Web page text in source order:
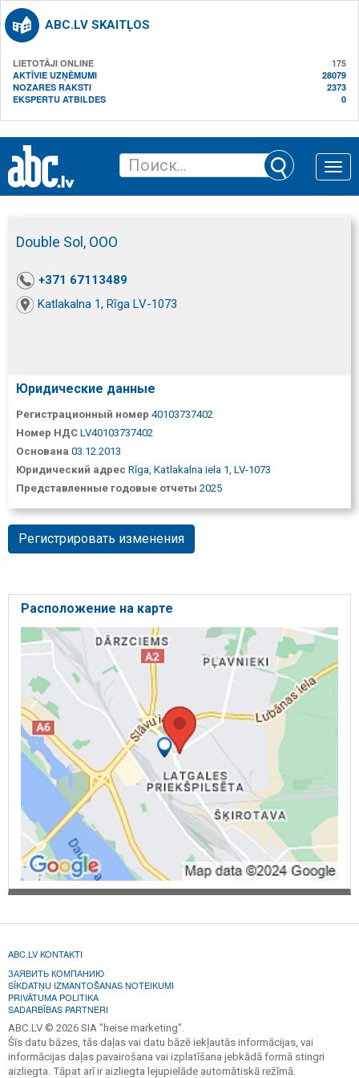
ABC.LV SKAITĻOS
LIETOTĀJI ONLINE
175
AKTĪVIE UZŅĒMUMI
28079
NOZARES RAKSTI
2373
EKSPERTU ATBILDES
0
Toggle
Double Sol, ООО
+371 67113489
Katlakalna 1, Rīga LV-1073
Юридические данные
Регистрационный номер 40103737402
Номер НДС LV40103737402
Основана 03.12.2013
Юридический адрес Rīga, Katlakalna iela 1, LV-1073
Представленные годовые отчеты 2025
Регистрировать изменения
Расположение на карте
ABC.LV KONTAKTI
ЗАЯВИТЬ КОМПАНИЮ
SĪKDATŅU IZMANTOŠANAS NOTEIKUMI
PRIVĀTUMA POLITIKA
SADARBĪBAS PARTNERI
ABC.LV © 2026 SIA "heise marketing".
Šīs datu bāzes, tās daļas vai datu bāzē iekļautās informācijas, vai
informācijas daļas pavairošana vai izplatīšana jebkādā formā stingri
aizliegta. Tāpat arī ir aizliegta lejupielāde automātiskā režīmā.